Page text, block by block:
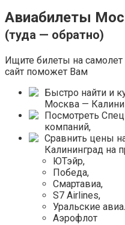
Авиабилеты
(туда — обратно)
Ищите билеты на
сайт поможет Вам
Быстро найти и
Москва —
Посмотреть
компаний,
Сравнить цены
Калининград на
ЮТэйр,
Победа,
Смартавиа,
S7 Airlines,
Уральские
Аэрофлот